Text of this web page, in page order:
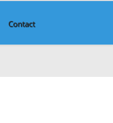
Contact